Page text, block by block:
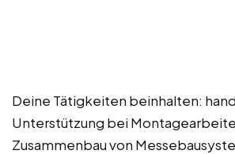
Deine Tätigkeiten beinhalten:
Unterstützung bei
Zusammenbau von